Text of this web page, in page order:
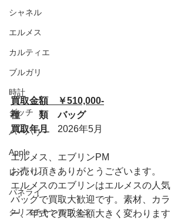
シャネル
エルメス
カルティエ
ブルガリ
時計
グッチ
バーバリー
Apple
レイバン
パネライ
クリスチャンルブタン
買取金額　￥510,000-
種　　類　バッグ
買取年月 2026年5月
エルメス、エブリンPM
お売り頂きありがとうございます。
エルメスのエブリンはエルメスの人気
バッグで買取大歓迎です。素材、カラ
ー、年式で買取金額大きく変わります